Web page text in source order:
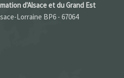
d'Alsace et du Grand Est
Lorraine BP6 - 67064